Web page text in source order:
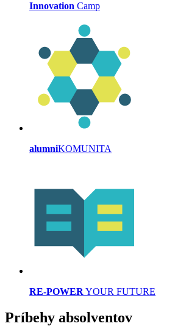
Innovation Camp
alumniKOMUNITA
RE-POWER YOUR FUTURE
Príbehy absolventov